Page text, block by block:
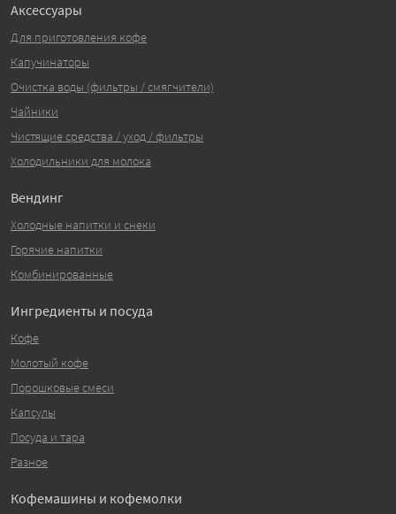
Аксессуары
Для приготовления кофе
Капучинаторы
Очистка воды (фильтры / смягчители)
Чайники
Чистящие средства / уход / фильтры
Холодильники для молока
Вендинг
Холодные напитки и снеки
Горячие напитки
Комбинированные
Ингредиенты и посуда
Кофе
Молотый кофе
Порошковые смеси
Капсулы
Посуда и тара
Разное
Кофемашины и кофемолки